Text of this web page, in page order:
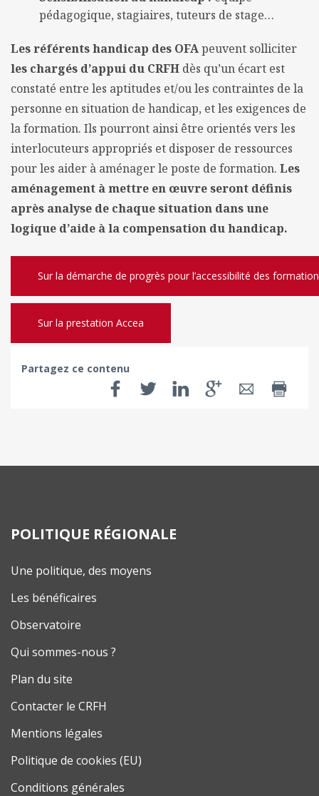
pédagogique, stagiaires, tuteurs de stage…
Les référents handicap des OFApeuvent solliciter
les chargés d’appui du CRFH dès qu’un écart est
constaté entre les aptitudes et/ou les contraintes de la
personne en situation de handicap, et les exigences de
la formation. Ils pourront ainsi être orientés vers les
interlocuteurs appropriés et disposer de ressources
pour les aider à aménager le poste de formation. Les
aménagement à mettre en œuvre seront définis
après analyse de chaque situation dans une
logique d’aide à la compensation du handicap.
Sur la démarche de progrès pour l’accessibilité des
Sur la prestation Accea
Partagez ce contenu
POLITIQUE RÉGIONALE
Une politique, des moyens
Les bénéficaires
Observatoire
Qui sommes-nous ?
Plan du site
Contacter le CRFH
Mentions légales
Politique de cookies (EU)
Conditions générales